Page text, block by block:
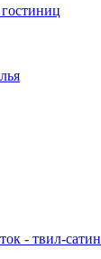
- твил-сатин